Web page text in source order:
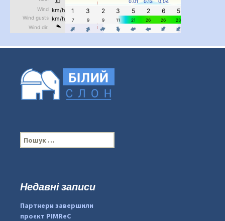
pimrec_project
П
о
:Недавні записи
Партнери завершили
проєкт PIMReC